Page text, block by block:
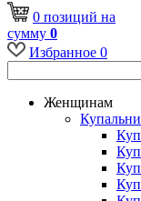
0 позиций на
сумму 0
Избранное 0
Женщинам